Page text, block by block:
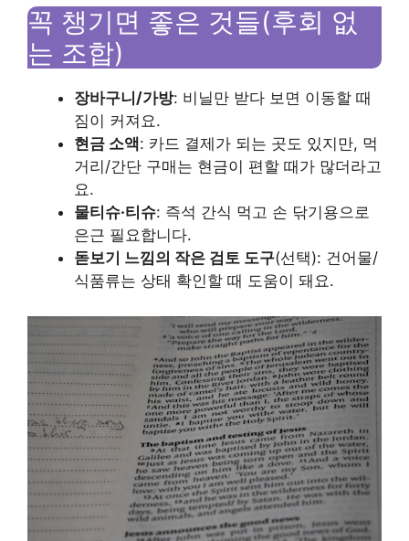
꼭 챙기면 좋은 것들(후회 없
는 조합)
장바구니/가방: 비닐만 받다 보면 이동할 때
짐이 커져요.
현금 소액: 카드 결제가 되는 곳도 있지만, 먹
거리/간단 구매는 현금이 편할 때가 많더라고
요.
물티슈·티슈: 즉석 간식 먹고 손 닦기용으로
은근 필요합니다.
돋보기 느낌의 작은 검토 도구(선택): 건어물/
식품류는 상태 확인할 때 도움이 돼요.